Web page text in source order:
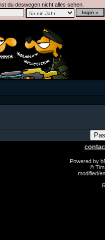
du deswegen nicht alles sehen.
Powered by
©
modified/